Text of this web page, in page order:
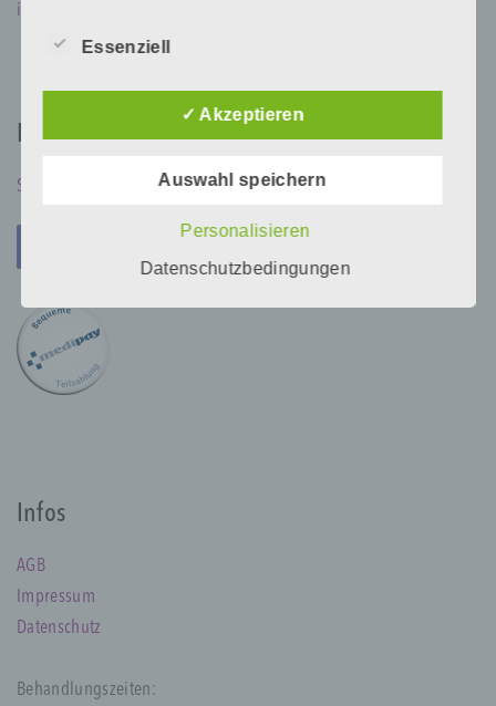
info@contur-line.de
Kontakt
Schreiben Sie uns
Infos
AGB
Impressum
Datenschutz
Behandlungszeiten:
werden betroffene Personen mittels dieser
Wir haben als für die Verarbeitung
organisatorische Maßnahmen umgesetzt, um
diese Internetseite verarbeiteten
Dennoch können Internetbasierte
Sicherheitslücken aufweisen, sodass ein
absoluter Schutz nicht gewährleistet werden
kann. Aus diesem Grund steht es jeder
betroffenen Person frei, personenbezogene
Richtlinien- und Verordnungsgeber beim Erlass
der Datenschutz-Grundverordnung (DS-GVO)
Öffentlichkeit als auch für unsere Kunden und
Essenziell
✓ Akzeptieren
Auswahl speichern
Personalisieren
Datenschutzbedingungen